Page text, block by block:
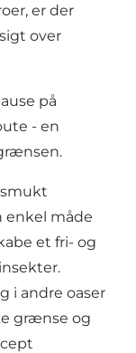
er der
over
på
- en
enkel måde
et fri- og
i andre oaser
grænse og